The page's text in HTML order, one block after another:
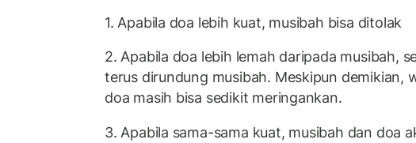
1. Apabila doa lebih kuat, musibah bisa ditolak
2. Apabila doa lebih lemah daripada musibah,
terus dirundung musibah. Meskipun demikian,
doa masih bisa sedikit meringankan.
3. Apabila sama-sama kuat, musibah dan doa